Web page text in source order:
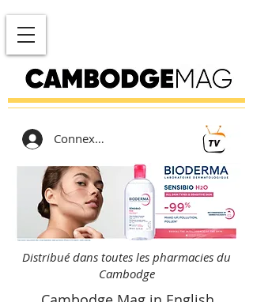
Connexion
Distribué dans toutes les pharmacies du
Cambodge